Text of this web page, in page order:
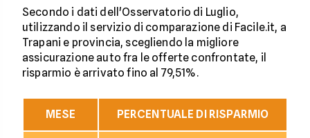
Secondo i dati dell'Osservatorio di Luglio,
utilizzando il servizio di comparazione di Facile.it, a
Trapani e provincia, scegliendo la migliore
assicurazione auto fra le offerte confrontate, il
risparmio è arrivato fino al 79,51%.
MESE PERCENTUALE DI RISPARMIO